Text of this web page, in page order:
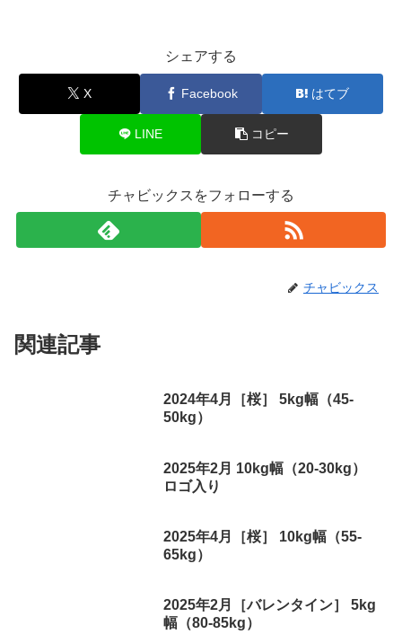
シェアする
X Facebook はてブ
LINE コピー
チャビックスをフォローする
チャビックス
関連記事
2024年4月［桜］ 5kg幅（45-
50kg）
2025年2月 10kg幅（20-30kg）
ロゴ入り
2025年4月［桜］ 10kg幅（55-
65kg）
2025年2月［バレンタイン］ 5kg
幅（80-85kg）